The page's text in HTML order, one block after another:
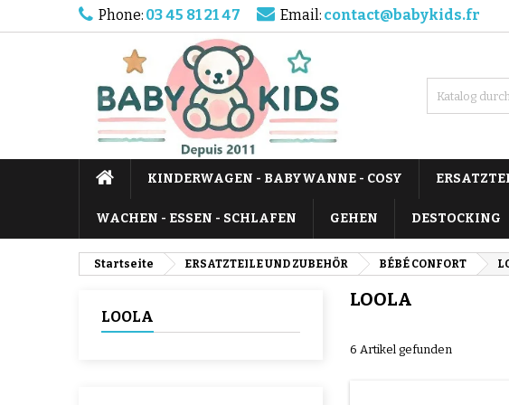
Phone: 03 45 81 21 47 Email: contact@babykids.fr
KINDERWAGEN - BABYWANNE - COSY
WACHEN - ESSEN - SCHLAFEN GEHEN DESTOCKING
Startseite ERSATZTEILE UND ZUBEHÖR BÉBÉ CONFORT
LOOLA
LOOLA
6 Artikel gefunden